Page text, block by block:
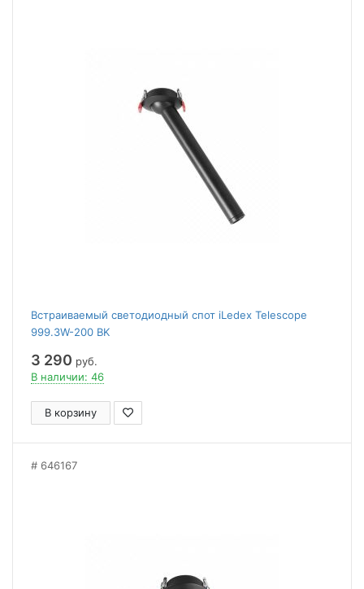
Встраиваемый светодиодный спот iLedex Telescope
999.3W-200 BK
3 290 руб.
В наличии: 46
В корзину
646167